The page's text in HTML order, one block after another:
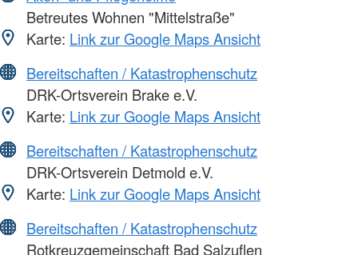
Betreutes Wohnen "Mittelstraße"
Karte: Link zur Google Maps Ansicht
Bereitschaften / Katastrophenschutz
DRK-Ortsverein Brake e.V.
Karte: Link zur Google Maps Ansicht
Bereitschaften / Katastrophenschutz
DRK-Ortsverein Detmold e.V.
Karte: Link zur Google Maps Ansicht
Bereitschaften / Katastrophenschutz
Rotkreuzgemeinschaft Bad Salzuflen